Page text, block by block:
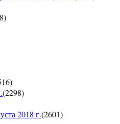
)
)
(2298)
2018 г.(2601)